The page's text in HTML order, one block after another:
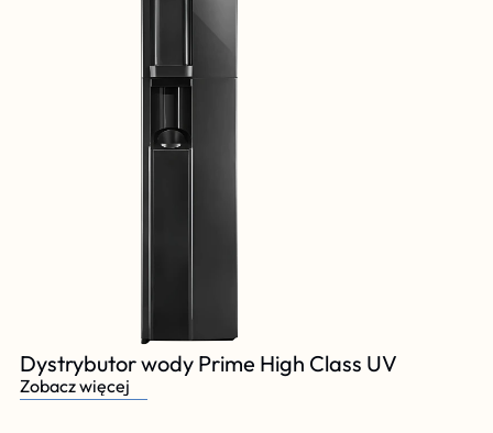
Dystrybutor wody Prime High Class UV
Zobacz więcej